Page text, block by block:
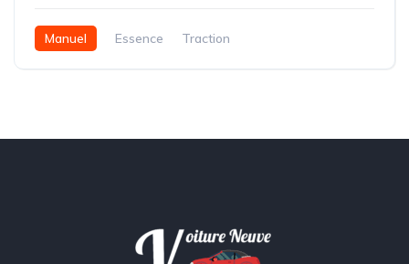
Manuel Essence Traction